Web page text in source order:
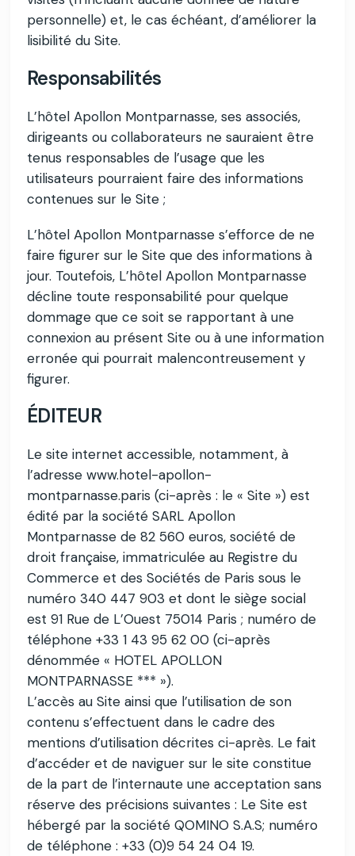
personnelle) et, le cas échéant, d’améliorer la
lisibilité du Site.
Responsabilités
L’hôtel Apollon Montparnasse, ses associés,
dirigeants ou collaborateurs ne sauraient être
tenus responsables de l’usage que les
utilisateurs pourraient faire des informations
contenues sur le Site ;
L’hôtel Apollon Montparnasse s’efforce de ne
faire figurer sur le Site que des informations à
jour. Toutefois, L’hôtel Apollon Montparnasse
décline toute responsabilité pour quelque
dommage que ce soit se rapportant à une
connexion au présent Site ou à une information
erronée qui pourrait malencontreusement y
figurer.
ÉDITEUR
Le site internet accessible, notamment, à
l’adresse www.hotel-apollon-
montparnasse.paris (ci-après : le « Site ») est
édité par la société SARL Apollon
Montparnasse de 82 560 euros, société de
droit française, immatriculée au Registre du
Commerce et des Sociétés de Paris sous le
numéro 340 447 903 et dont le siège social
est 91 Rue de L’Ouest 75014 Paris ; numéro de
téléphone +33 1 43 95 62 00 (ci-après
dénommée « HOTEL APOLLON
MONTPARNASSE *** »).
L’accès au Site ainsi que l’utilisation de son
contenu s’effectuent dans le cadre des
mentions d’utilisation décrites ci-après. Le fait
d’accéder et de naviguer sur le site constitue
de la part de l’internaute une acceptation sans
réserve des précisions suivantes : Le Site est
hébergé par la société QOMINO S.A.S; numéro
de téléphone : +33 (0)9 54 24 04 19.